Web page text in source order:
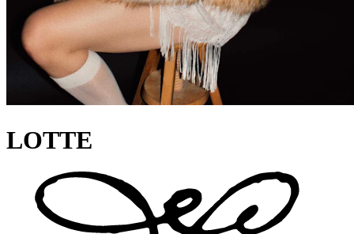
LOTTE